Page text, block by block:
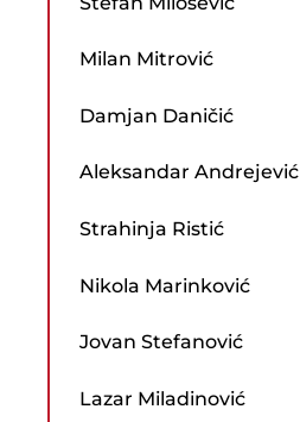
Milan Mitrović
Damjan Daničić
Aleksandar Andrejević
Strahinja Ristić
Nikola Marinković
Jovan Stefanović
Lazar Miladinović